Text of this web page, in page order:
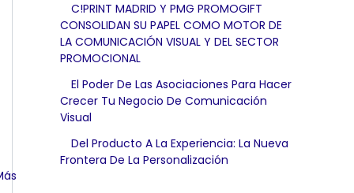
C!PRINT MADRID Y PMG PROMOGIFT
CONSOLIDAN SU PAPEL COMO MOTOR DE
LA COMUNICACIÓN VISUAL Y DEL SECTOR
PROMOCIONAL
El Poder De Las Asociaciones Para Hacer
Crecer Tu Negocio De Comunicación
Visual
Del Producto A La Experiencia: La Nueva
Frontera De La Personalización